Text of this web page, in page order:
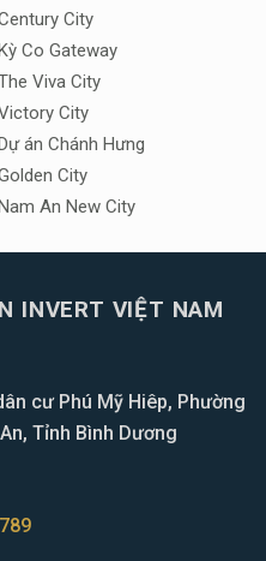
City
Co Gateway
Viva City
City
án Chánh Hưng
City
An New City
INVERT VIỆT NAM
cư Phú Mỹ Hiêp, Phường
Tỉnh Bình Dương